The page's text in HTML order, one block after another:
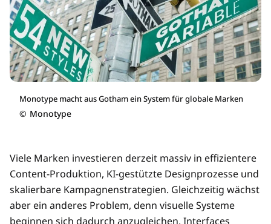
Monotype macht aus Gotham ein System für globale Marken
© Monotype
Viele Marken investieren derzeit massiv in effizientere
Content-Produktion, KI-gestützte Designprozesse und
skalierbare Kampagnenstrategien. Gleichzeitig wächst
aber ein anderes Problem, denn visuelle Systeme
beginnen sich dadurch anzugleichen. Interfaces